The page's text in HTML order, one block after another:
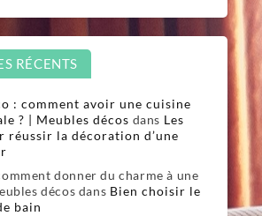
RÉCENTS
: comment avoir une cuisine
? | Meubles décos dans Les
réussir la décoration d’une
donner du charme à une
décos dans Bien choisir le
bain